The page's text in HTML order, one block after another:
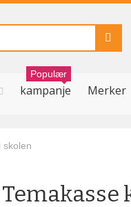
kampanje
Populær
Merker
skolen
Temakasse